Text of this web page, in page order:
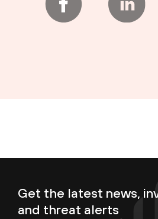
Get the latest news,
and threat alerts